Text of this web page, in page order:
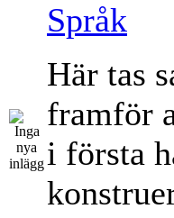
Språk
Här tas
framför
i första